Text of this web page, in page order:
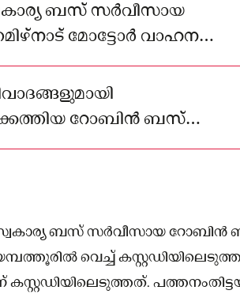
ബസ് സർവീസായ
മോട്ടോർ വാഹന
റോബിൻ ബസ്
അടൂരിൽ
ബസ് സർവീസായ റോബിൻ
വെച്ച്